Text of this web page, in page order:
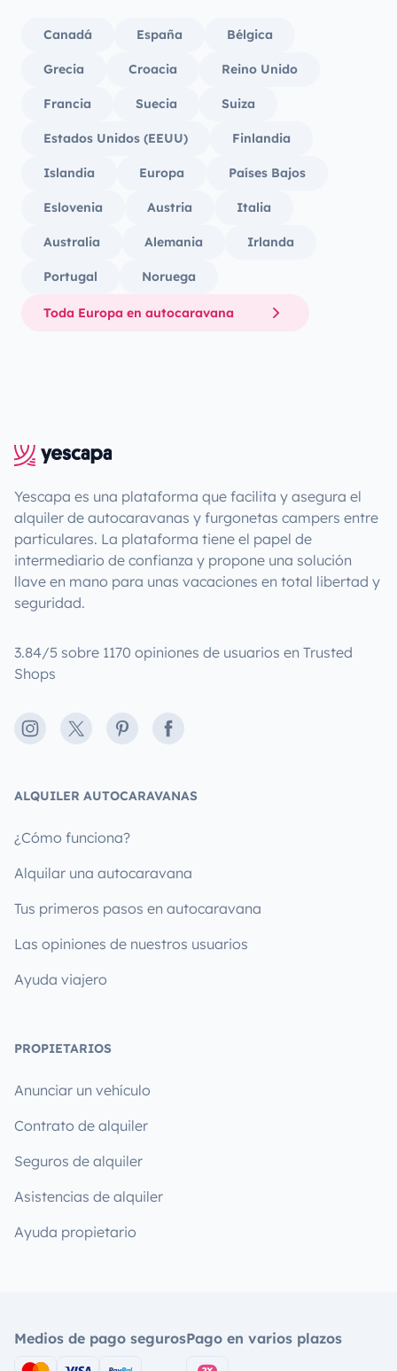
Canadá España Bélgica
Grecia Croacia Reino Unido
Francia Suecia Suiza
Estados Unidos (EEUU) Finlandia
Islandia Europa Países Bajos
Eslovenia Austria Italia
Australia Alemania Irlanda
Portugal Noruega
Toda Europa en autocaravana
Yescapa es una plataforma que facilita y asegura el
alquiler de autocaravanas y furgonetas campers entre
particulares. La plataforma tiene el papel de
intermediario de confianza y propone una solución
llave en mano para unas vacaciones en total libertad y
seguridad.
3.84/5 sobre 1170 opiniones de usuarios en Trusted
Shops
Instagram
X PinterestFacebook
ALQUILER AUTOCARAVANAS
¿Cómo funciona?
Alquilar una autocaravana
Tus primeros pasos en autocaravana
Las opiniones de nuestros usuarios
Ayuda viajero
PROPIETARIOS
Anunciar un vehículo
Contrato de alquiler
Seguros de alquiler
Asistencias de alquiler
Ayuda propietario
Medios de pago segurosPago en varios plazos